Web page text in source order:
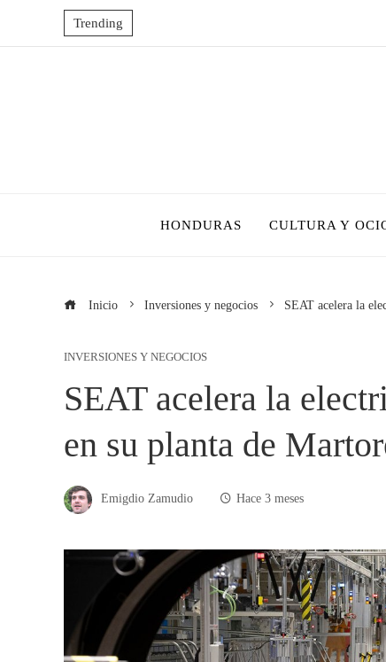
Trending
HONDURAS CULTURA Y
Inicio Inversiones y negocios SEAT acelera la
INVERSIONES Y NEGOCIOS
SEAT acelera la
en su planta de
Emigdio Zamudio Hace 3 meses